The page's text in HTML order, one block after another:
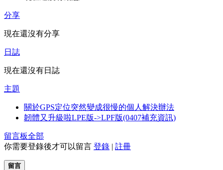
分享
現在還沒有分享
日誌
現在還沒有日誌
主題
關於GPS定位突然變成很慢的個人解決辦法
韌體又升級啦LPE版->LPF版(0407補充資訊)
留言板全部
你需要登錄後才可以留言 登錄 | 註冊
留言